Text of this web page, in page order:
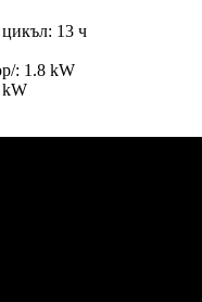
13 ч
: 1.8 kW
kW